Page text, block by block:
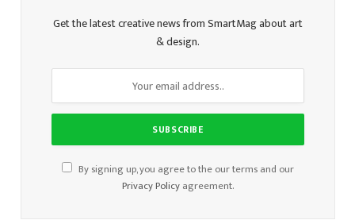
Get the latest creative news from SmartMag about art
& design.
By signing up, you agree to the our terms and our
Privacy Policyagreement.